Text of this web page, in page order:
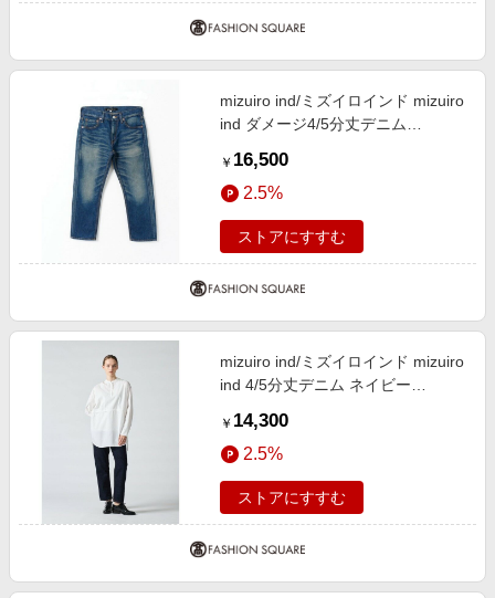
mizuiro ind/ミズイロインド mizuiro
ind ダメージ4/5分丈デニム
￥ 16,500
2.5%
ストアにすすむ
mizuiro ind/ミズイロインド mizuiro
ind 4/5分丈デニム ネイビー
￥ 14,300
2.5%
ストアにすすむ